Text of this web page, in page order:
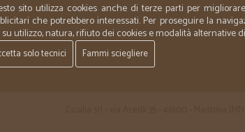
sito utilizza cookies anche di terze parti per
che potrebbero interessati. Per proseguire la
utilizzo, natura, rifiuto dei cookies e modalità alternative
solo tecnici Fammi sciegliere